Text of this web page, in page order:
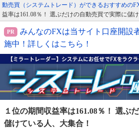
動売買（システムトレード）ができるおすすめの
益率は161.08％！ 選ぶだけの自動売買で実際に儲
みんなのFXは当サイト口座開設
施中！詳しくはこちら！
１位の期間収益率は161.08％！ 選ぶ
儲けている人、大集合！